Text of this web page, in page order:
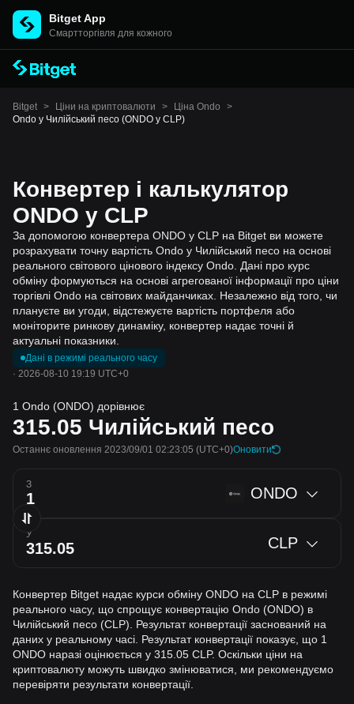
Bitget App
Cмартторгівля для кожного
Bitget > Ціни на криптовалюти > Ціна Ondo
>
Ondo у Чилійський песо (ONDO у CLP)
Конвертер і калькулятор
ONDO у CLP
За допомогою конвертера ONDO у CLP на Bitget ви можете
розрахувати точну вартість Ondo у Чилійський песо на основі
реального світового цінового індексу Ondo. Дані про курс
обміну формуються на основі агрегованої інформації про ціни
торгівлі Ondo на світових майданчиках. Незалежно від того, чи
плануєте ви угоди, відстежуєте вартість портфеля або
моніторите ринкову динаміку, конвертер надає точні й
актуальні показники.
Дані в режимі реального часу
· 2026-08-10 19:19 UTC+0
1 Ondo (ONDO) дорівнює
315.05 Чилійський песо
Останнє оновлення 2023/09/01 02:23:05 (UTC+0)Оновити
З ONDO
У CLP
Конвертер Bitget надає курси обміну ONDO на CLP в режимі
реального часу, що спрощує конвертацію Ondo (ONDO) в
Чилійський песо (CLP). Результат конвертації заснований на
даних у реальному часі. Результат конвертації показує, що 1
ONDO наразі оцінюється у 315.05 CLP. Оскільки ціни на
криптовалюту можуть швидко змінюватися, ми рекомендуємо
перевіряти результати конвертації.